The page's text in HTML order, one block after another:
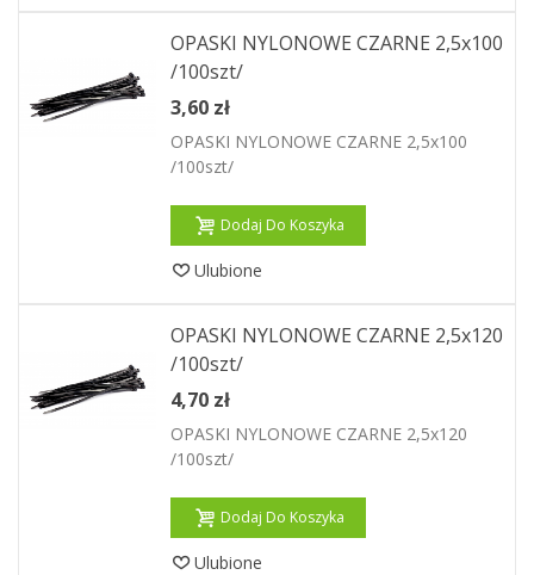
OPASKI NYLONOWE CZARNE 2,5x100
/100szt/
3,60 zł
OPASKI NYLONOWE CZARNE 2,5x100
/100szt/
Dodaj Do Koszyka
Ulubione
OPASKI NYLONOWE CZARNE 2,5x120
/100szt/
4,70 zł
OPASKI NYLONOWE CZARNE 2,5x120
/100szt/
Dodaj Do Koszyka
Ulubione